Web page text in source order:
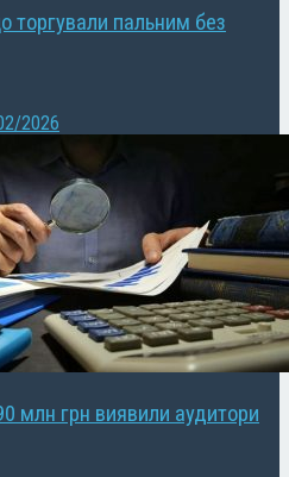
торгували пальним без
2026
млн грн виявили аудитори